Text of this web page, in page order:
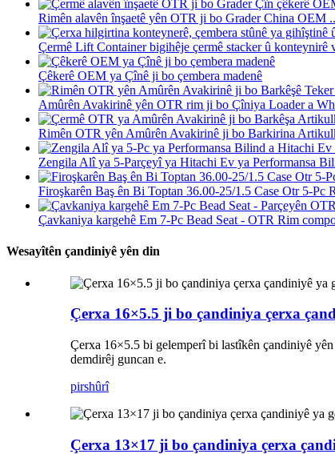
Rimên alavên înşaetê yên OTR ji bo Grader China OEM
Çermê Lift Container bigihêje çermê stacker û konteynirê
Çêkerê OEM ya Çînê ji bo çembera madenê
Amûrên Avakirinê yên OTR rim ji bo Çîniya Loader a
Rimên OTR yên Amûrên Avakirinê ji bo Barkirina
Zengila Alî ya 5-Parçeyî ya Hitachi Ev ya Performansa
Firoşkarên Baş ên Bi Toptan 36.00-25/1.5 Case Otr 5-Pc
Çavkaniya kargehê Em 7-Pc Bead Seat - OTR Rim
Wesayîtên çandiniyê yên din
Çerxa 16×5.5 ji bo çandiniya çerxa
Çerxa 16×5.5 bi gelemperî bi lastîkên çandiniyê
demdirêj guncan e.
pirshûrî
Çerxa 13×17 ji bo çandiniya çerxa